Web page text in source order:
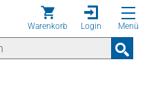
Warenkorb Login Menü